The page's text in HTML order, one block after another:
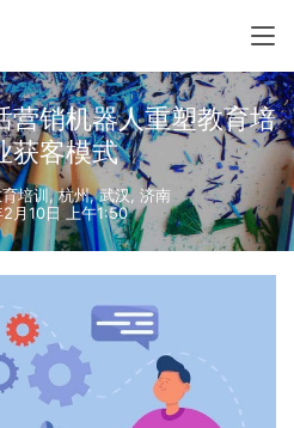
营销机器人重塑教育培
获客模式
培训,杭州,武汉, 济南
月10日 上午1:50